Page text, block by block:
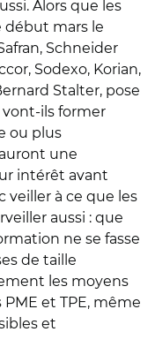
Alors que les
début mars le
Schneider
Sodexo, Korian,
Stalter, pose
vont-ils former
ou plus
une
intérêt avant
veiller à ce que les
aussi : que
ne se fasse
de taille
les moyens
et TPE, même
et